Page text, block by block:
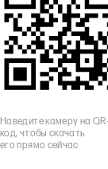
Наведите камеру на QR-
код, чтобы скачать
его прямо сейчас